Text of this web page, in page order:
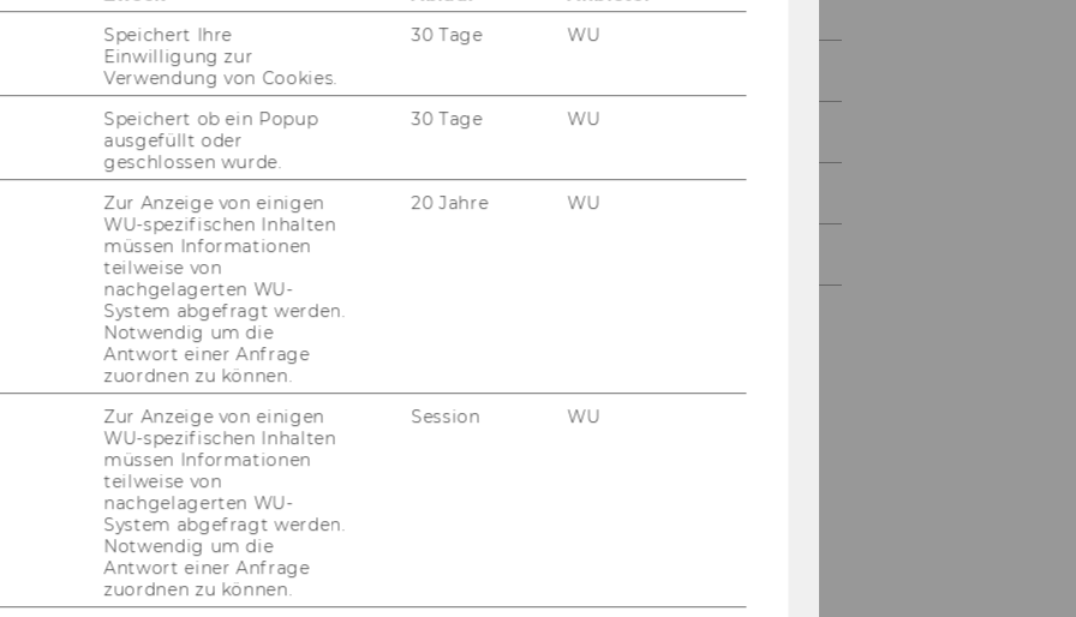
Kurse be­su­chen?Wir haben ein
- aber funk­tio­niert es auch? Schau­en
Kurse und ei­ni­ge Tes­ti­mo­ni­als
2026
of Fi­nan­ce"
Re­se­arch Me­thods
Anwendung
Didaktisches Konzept
Qualität der Lehre
Speichert Ihre
Einwilligung zur
Verwendung von Cookies.
30 Tage WU
Speichert ob ein Popup
ausgefüllt oder
geschlossen wurde.
30 Tage WU
Zur Anzeige von einigen
WU-spezifischen Inhalten
müssen Informationen
teilweise von
nachgelagerten WU-
System abgefragt werden.
Notwendig um die
Antwort einer Anfrage
zuordnen zu können.
20 Jahre WU
Zur Anzeige von einigen
WU-spezifischen Inhalten
müssen Informationen
teilweise von
nachgelagerten WU-
System abgefragt werden.
Notwendig um die
Antwort einer Anfrage
zuordnen zu können.
Session WU